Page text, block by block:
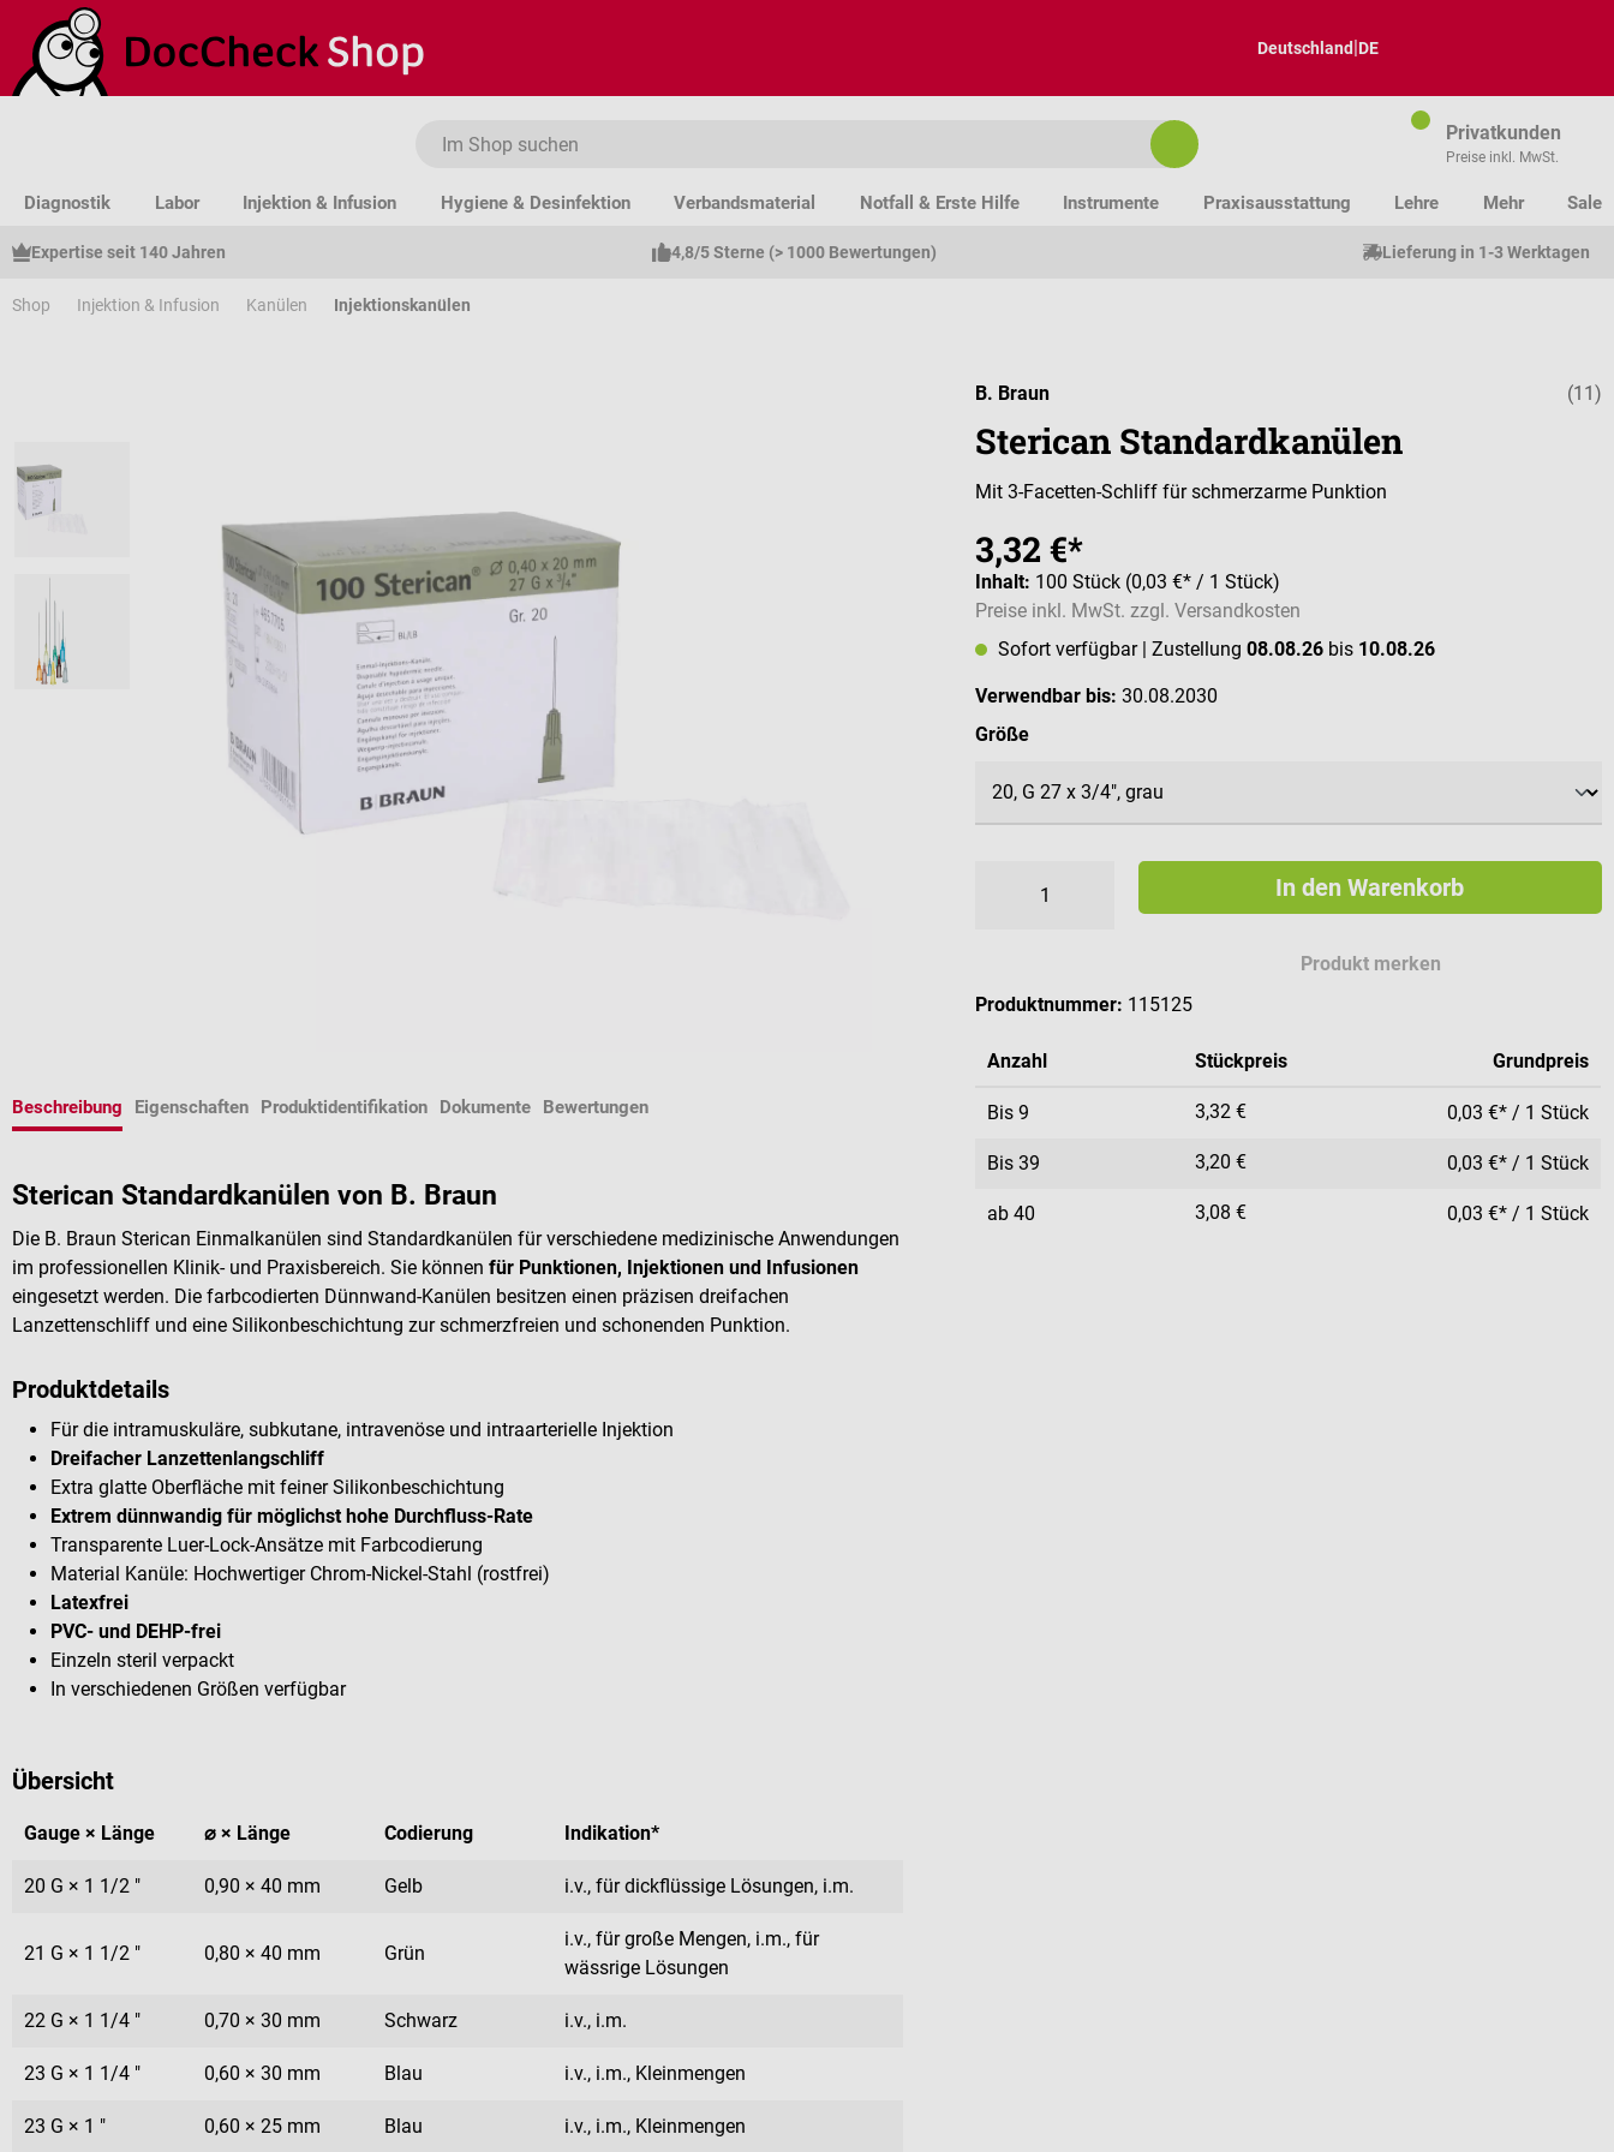
Hauptinhalt springen
Zur Suche springen
Zur Hauptnavigation springen
Deutschland|DE
Privatkunden
Preise inkl. MwSt.
Diagnostik Labor Injektion & Infusion Hygiene & Desinfektion Verbandsmaterial Notfall & Erste Hilfe Instrumente Praxisausstattung Lehre Mehr Sale
Expertise seit 140 Jahren 4,8/5 Sterne (> 1000 Bewertungen) Lieferung in 1-3 Werktagen
Shop Injektion & Infusion Kanülen Injektionskanülen
(11)
B. Braun
Sterican Standardkanülen
Mit 3-Facetten-Schliff für schmerzarme Punktion
3,32 €*
Inhalt: 100 Stück (0,03 €* / 1 Stück)
Preise inkl. MwSt. zzgl. Versandkosten
Sofort verfügbar | Zustellung08.08.26 bis 10.08.26
Verwendbar bis: 30.08.2030
Größeauswählen
In den Warenkorb
Produkt merken
Produktnummer: 115125
Anzahl Stückpreis Grundpreis
Bis9 3,32 € 0,03 €* / 1 Stück
Bis39 3,20 € 0,03 €* / 1 Stück
ab40 3,08 € 0,03 €* / 1 Stück
Beschreibung Eigenschaften Produktidentifikation Dokumente Bewertungen
Sterican Standardkanülen von B. Braun
Die B. Braun Sterican Einmalkanülen sind Standardkanülen für verschiedene medizinische Anwendungen
im professionellen Klinik- und Praxisbereich. Sie können für Punktionen, Injektionen und Infusionen
eingesetzt werden. Die farbcodierten Dünnwand-Kanülen besitzen einen präzisen dreifachen
Lanzettenschliff und eine Silikonbeschichtung zur schmerzfreien und schonenden Punktion.
Produktdetails
Für die intramuskuläre, subkutane, intravenöse und intraarterielle Injektion
Dreifacher Lanzettenlangschliff
Extra glatte Oberfläche mit feiner Silikonbeschichtung
Extrem dünnwandig für möglichst hohe Durchfluss-Rate
Transparente Luer-Lock-Ansätze mit Farbcodierung
Material Kanüle: Hochwertiger Chrom-Nickel-Stahl (rostfrei)
Latexfrei
PVC- und DEHP-frei
Einzeln steril verpackt
In verschiedenen Größen verfügbar
Übersicht
Gauge × Länge ⌀ × Länge Codierung Indikation*
20 G × 1 1/2 " 0,90 × 40 mm Gelb i.v., für dickflüssige Lösungen, i.m.
21 G × 1 1/2 " 0,80 × 40 mm Grün
i.v., für große Mengen, i.m., für
wässrige Lösungen
22 G × 1 1/4 " 0,70 × 30 mm Schwarz i.v., i.m.
23 G × 1 1/4 " 0,60 × 30 mm Blau i.v., i.m., Kleinmengen
23 G × 1 " 0,60 × 25 mm Blau i.v., i.m., Kleinmengen